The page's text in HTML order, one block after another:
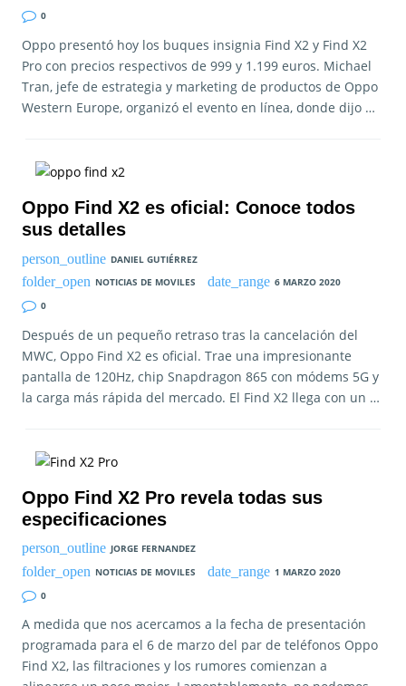
0
Oppo presentó hoy los buques insignia Find X2 y Find X2
Pro con precios respectivos de 999 y 1.199 euros. Michael
Tran, jefe de estrategia y marketing de productos de Oppo
Western Europe, organizó el evento en línea, donde dijo …
Oppo Find X2 es oficial: Conoce todos
sus detalles
DANIEL GUTIÉRREZ
NOTICIAS DE MOVILES
6 MARZO 2020
0
Después de un pequeño retraso tras la cancelación del
MWC, Oppo Find X2 es oficial. Trae una impresionante
pantalla de 120Hz, chip Snapdragon 865 con módems 5G y
la carga más rápida del mercado. El Find X2 llega con un …
Oppo Find X2 Pro revela todas sus
especificaciones
JORGE FERNANDEZ
NOTICIAS DE MOVILES
1 MARZO 2020
0
A medida que nos acercamos a la fecha de presentación
programada para el 6 de marzo del par de teléfonos Oppo
Find X2, las filtraciones y los rumores comienzan a